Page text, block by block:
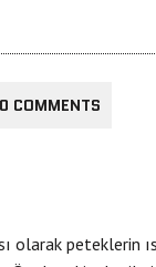
0 COMMENTS
olarak peteklerin